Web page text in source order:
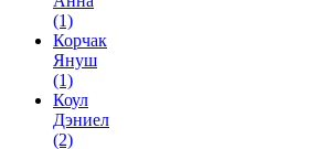
(1)
Корчак
Януш
(1)
Коул
Дэниел
(2)